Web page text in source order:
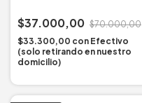
$37.000,00 $70.000,00
$33.300,00 con Efectivo
(solo retirando en nuestro
domicilio)